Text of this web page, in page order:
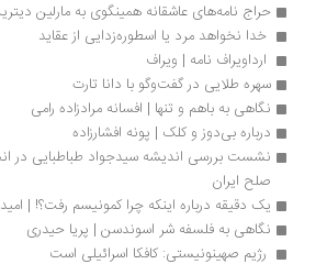
حراج نامه‌های عاشقانه همینگوی به مارلین دیتریش
خدا نخواهد مرد یا اسطوره‌زدایی از عقاید
ارداویراف ‌نامه | ویراف
سهره‌ طلایی در گفت‌وگو با دانا تارت
نگاهی به باهم و تنها | افسانه مرادزاده رامی
درباره بی‌دوز و کلک | پونه افشارزاده
صلح ایران
یک دقیقه درباره اینکه چرا کمونیسم رفت؟! | امید هاشمی
نگاهی به فلسفه شر اسوندسن | پریا حیدری
رژیم صهینونیستی: کافکا اسرائیلی است